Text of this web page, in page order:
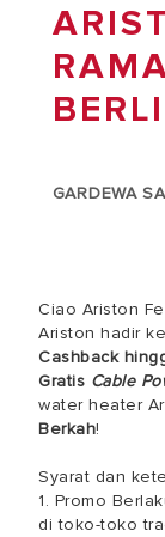
GARDEWA
Ciao Ariston
Ariston hadir
Cashback
Gratis Cable
water heater
Berkah!
Syarat dan
1. Promo
di toko-toko